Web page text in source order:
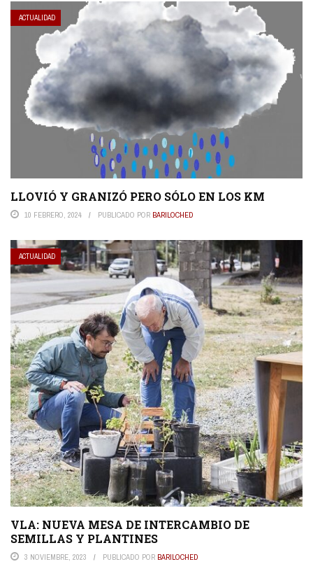
ACTUALIDAD
LLOVIÓ Y GRANIZÓ PERO SÓLO EN LOS KM
10 FEBRERO, 2024 PUBLICADO POR BARILOCHED
ACTUALIDAD
VLA: NUEVA MESA DE INTERCAMBIO DE
SEMILLAS Y PLANTINES
3 NOVIEMBRE, 2023 PUBLICADO POR BARILOCHED